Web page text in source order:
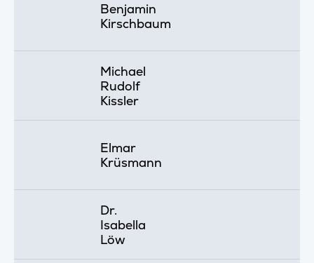
Benjamin
Kirschbaum
Michael
Rudolf
Kissler
Elmar
Krüsmann
Dr.
Isabella
Löw